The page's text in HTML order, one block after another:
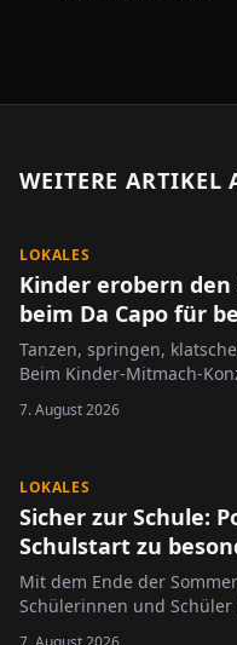
WEITERE ARTIKEL
LOKALES
Kinder erobern
beim Da Capo für
Tanzen, springen,
Beim Kinder-Mitmach-
jüngsten Festivalbesucher.
7. August 2026
LOKALES
Sicher zur Schule:
Schulstart zu
Mit dem Ende der
Schülerinnen und